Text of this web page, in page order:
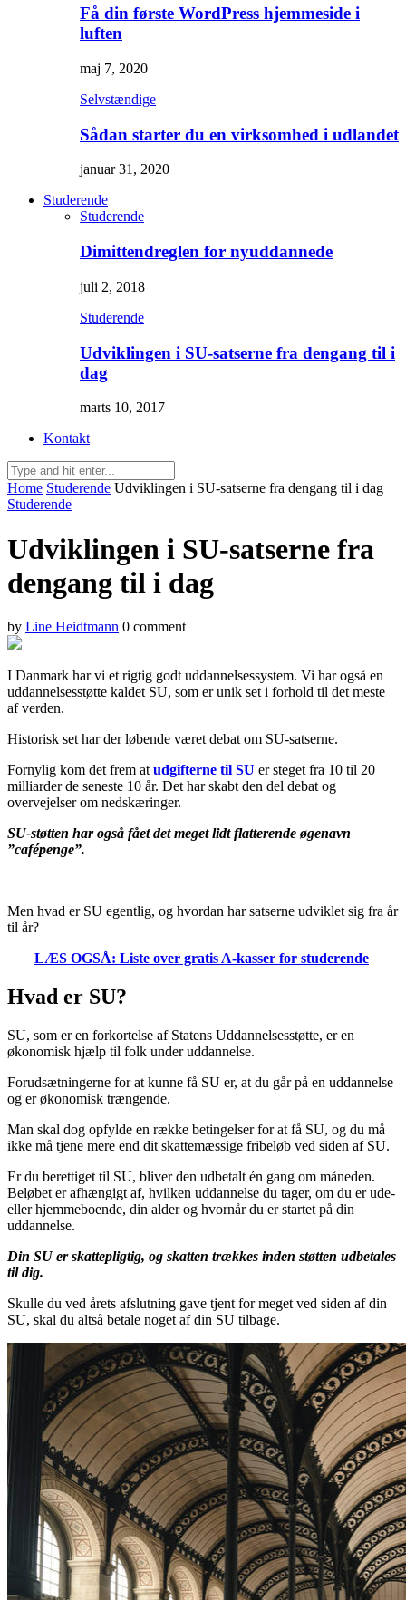
Få din første WordPress hjemmeside i
luften
maj 7, 2020
Selvstændige
Sådan starter du en virksomhed i udlandet
januar 31, 2020
Studerende
Studerende
Dimittendreglen for nyuddannede
juli 2, 2018
Studerende
Udviklingen i SU-satserne fra dengang til i
dag
marts 10, 2017
Kontakt
Home Studerende Udviklingen i SU-satserne fra dengang til i dag
Studerende
Udviklingen i SU-satserne fra
dengang til i dag
by Line Heidtmann 0 comment
I Danmark har vi et rigtig godt uddannelsessystem. Vi har også en
uddannelsesstøtte kaldet SU, som er unik set i forhold til det meste
af verden.
Historisk set har der løbende været debat om SU-satserne.
Fornylig kom det frem at udgifterne til SU er steget fra 10 til 20
milliarder de seneste 10 år. Det har skabt den del debat og
overvejelser om nedskæringer.
SU-støtten har også fået det meget lidt flatterende øgenavn
”cafépenge”.
Men hvad er SU egentlig, og hvordan har satserne udviklet sig fra år
til år?
LÆS OGSÅ: Liste over gratis A-kasser for studerende
Hvad er SU?
SU, som er en forkortelse af Statens Uddannelsesstøtte, er en
økonomisk hjælp til folk under uddannelse.
Forudsætningerne for at kunne få SU er, at du går på en uddannelse
og er økonomisk trængende.
Man skal dog opfylde en række betingelser for at få SU, og du må
ikke må tjene mere end dit skattemæssige fribeløb ved siden af SU.
Er du berettiget til SU, bliver den udbetalt én gang om måneden.
Beløbet er afhængigt af, hvilken uddannelse du tager, om du er ude-
eller hjemmeboende, din alder og hvornår du er startet på din
uddannelse.
Din SU er skattepligtig, og skatten trækkes inden støtten udbetales
til dig.
Skulle du ved årets afslutning gave tjent for meget ved siden af din
SU, skal du altså betale noget af din SU tilbage.